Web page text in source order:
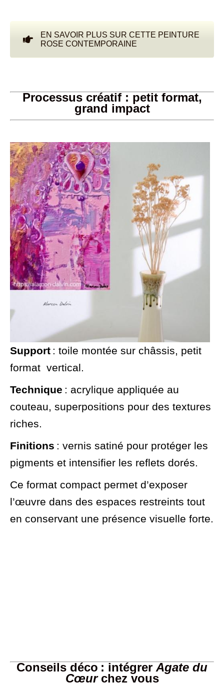
EN SAVOIR PLUS SUR CETTE PEINTURE
ROSE CONTEMPORAINE
Processus créatif : petit format,
grand impact
Support : toile montée sur châssis, petit
format vertical.
Technique : acrylique appliquée au
couteau, superpositions pour des textures
riches.
Finitions : vernis satiné pour protéger les
pigments et intensifier les reflets dorés.
Ce format compact permet d’exposer
l’œuvre dans des espaces restreints tout
en conservant une présence visuelle forte.
Conseils déco : intégrer Agate du
Cœurchez vous